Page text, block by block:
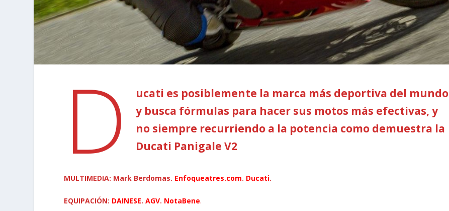
D
ucati es posiblemente la marca más deportiva del mundo
y busca fórmulas para hacer sus motos más efectivas, y
no siempre recurriendo a la potencia como demuestra la
Ducati Panigale V2
MULTIMEDIA: Mark Berdomas. Enfoqueatres.com. Ducati.
EQUIPACIÓN: DAINESE.AGV. NotaBene.